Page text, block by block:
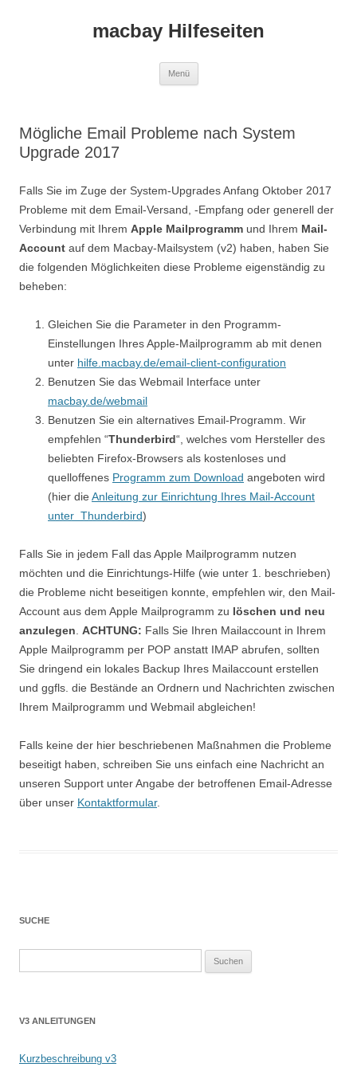
macbay Hilfeseiten
Menü
Mögliche Email Probleme nach System
Upgrade 2017
Falls Sie im Zuge der System-Upgrades Anfang Oktober 2017
Probleme mit dem Email-Versand, -Empfang oder generell der
Verbindung mit Ihrem Apple Mailprogramm und Ihrem Mail-
Account auf dem Macbay-Mailsystem (v2) haben, haben Sie
die folgenden Möglichkeiten diese Probleme eigenständig zu
beheben:
Gleichen Sie die Parameter in den Programm-
Einstellungen Ihres Apple-Mailprogramm ab mit denen
unter hilfe.macbay.de/email-client-configuration
Benutzen Sie das Webmail Interface unter
macbay.de/webmail
Benutzen Sie ein alternatives Email-Programm. Wir
empfehlen “Thunderbird“, welches vom Hersteller des
beliebten Firefox-Browsers als kostenloses und
quelloffenes Programm zum Download angeboten wird
(hier die Anleitung zur Einrichtung Ihres Mail-Account
unter Thunderbird)
Falls Sie in jedem Fall das Apple Mailprogramm nutzen
möchten und die Einrichtungs-Hilfe (wie unter 1. beschrieben)
die Probleme nicht beseitigen konnte, empfehlen wir, den Mail-
Account aus dem Apple Mailprogramm zu löschen und neu
anzulegen ACHTUNG: Falls Sie Ihren Mailaccount in Ihrem
Apple Mailprogramm per POP anstatt IMAP abrufen, sollten
Sie dringend ein lokales Backup Ihres Mailaccount erstellen
und ggfls. die Bestände an Ordnern und Nachrichten zwischen
Ihrem Mailprogramm und Webmail abgleichen!
Falls keine der hier beschriebenen Maßnahmen die Probleme
beseitigt haben, schreiben Sie uns einfach eine Nachricht an
unseren Support unter Angabe der betroffenen Email-Adresse
über unser Kontaktformular.
SUCHE
V3 ANLEITUNGEN
Kurzbeschreibung v3